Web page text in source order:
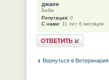
джани
Беби
Репутация: 0
С нами: 11 лет 6 месяцев
Ответить
Вернуться в Ветеринария